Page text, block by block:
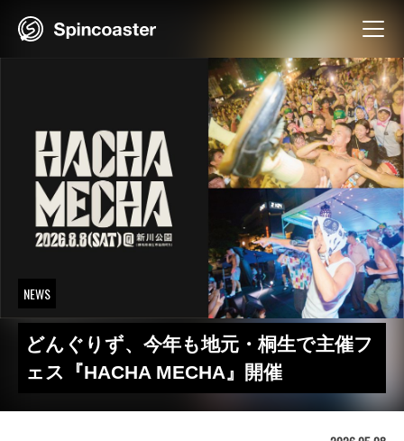
NEWS
どんぐりず、今年も地元・桐生で主催フ
ェス『HACHA MECHA』開催